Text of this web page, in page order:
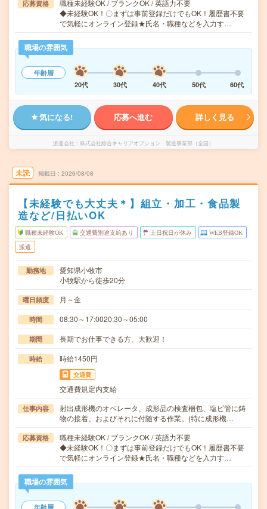
応募資格
職種未経験OK / ブランクOK / 英語力不要
◆未経験OK！〇まずは事前登録だけでもOK！履歴書不要
で気軽にオンライン登録★氏名・職種などを入力す…
職場の雰囲気
年齢層
20代
30代 40代 50代 60代
気になる! 応募へ進む 詳しく見る
派遣会社 株式会社綜合キャリアオプション 製造事業部（全国）
未読 掲載日 2026/08/08
【未経験でも大丈夫＊】組立・加工・食品製
造など/日払いOK
職種未経験OK 交通費別途支給あり 土日祝日が休み WEB登録OK
派遣
勤務地
愛知県小牧市
小牧駅から徒歩20分
曜日頻度 月～金
時間 08:30～17:0020:30～05:00
期間 長期でお仕事できる方、大歓迎！
時給 時給1450円
交通費
交通費規定内支給
仕事内容
射出成形機のオペレータ、成形品の検査梱包、塩ビ管に鋳
物の接着、およびそれに付随する作業。(特に成形機…
応募資格
職種未経験OK / ブランクOK / 英語力不要
◆未経験OK！〇まずは事前登録だけでもOK！履歴書不要
で気軽にオンライン登録★氏名・職種などを入力す…
職場の雰囲気
年齢層